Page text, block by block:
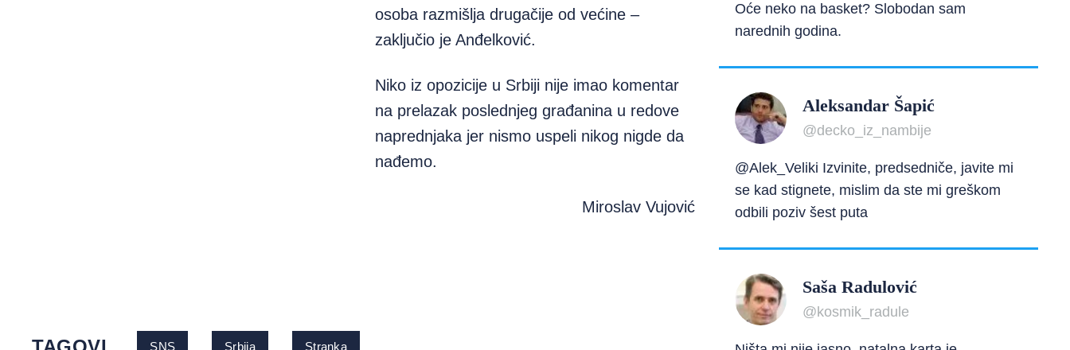
osoba razmišlja drugačije od većine –
zaključio je Anđelković.
Niko iz opozicije u Srbiji nije imao komentar
na prelazak poslednjeg građanina u redove
naprednjaka jer nismo uspeli nikog nigde da
nađemo.
Miroslav Vujović
SNS Srbija Stranka
Oće neko na basket? Slobodan sam
narednih godina.
Aleksandar Šapić
@decko_iz_nambije
@Alek_Veliki Izvinite, predsedniče, javite mi
se kad stignete, mislim da ste mi greškom
odbili poziv šest puta
Saša Radulović
@kosmik_radule